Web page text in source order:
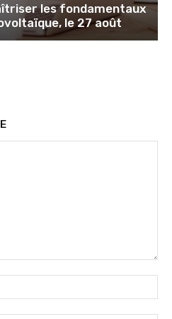
les fondamentaux
le 27 août